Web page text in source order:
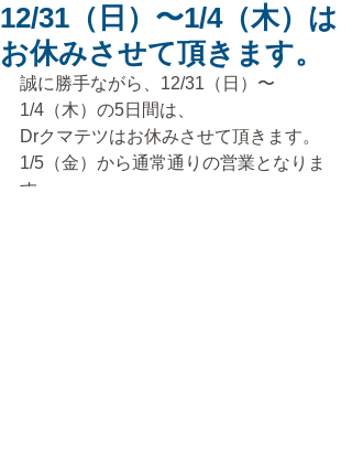
12/31（日）〜1/4（木）は
お休みさせて頂きます。
誠に勝手ながら、12/31（日）〜
1/4（木）の5日間は、
Drクマテツはお休みさせて頂きます。
1/5（金）から通常通りの営業となりま
す。